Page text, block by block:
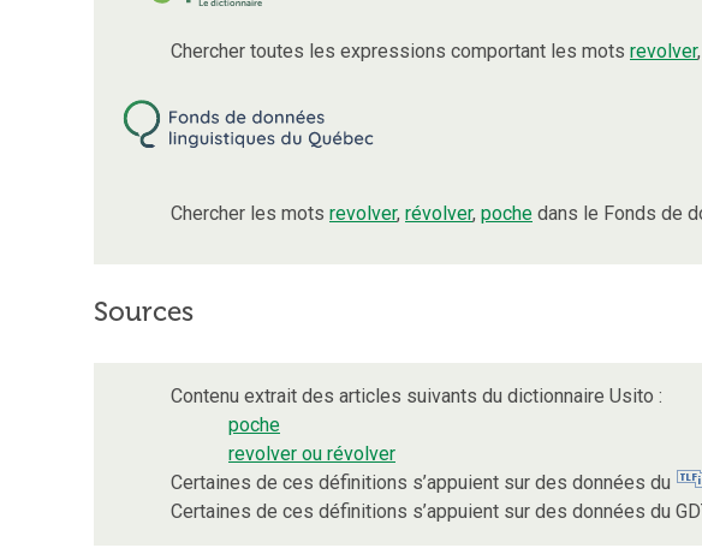
Chercher toutes les expressions comportant les mots revolver,
Chercher les mots revolver, révolver, poche dans le Fonds de
Sources
Contenu extrait des articles suivants du dictionnaire Usito :
poche
revolver ou révolver
Certaines de ces définitions s’appuient sur des données du
Certaines de ces définitions s’appuient sur des données du